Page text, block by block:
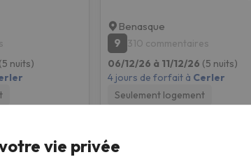
(5 nuits)
Benasque
9
310 commentaires
06/12/26 à 11/12/26 (5 nuits)
4 jours de forfait à Cerler
Seulement logement
vie privée